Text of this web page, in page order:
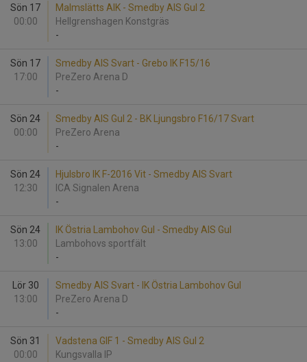
Sön 17
00:00
Malmslätts AIK - Smedby AIS Gul 2
Hellgrenshagen Konstgräs
-
Sön 17
17:00
Smedby AIS Svart - Grebo IK F15/16
PreZero Arena D
-
Sön 24
00:00
Smedby AIS Gul 2 - BK Ljungsbro F16/17 Svart
PreZero Arena
-
Sön 24
12:30
Hjulsbro IK F-2016 Vit - Smedby AIS Svart
ICA Signalen Arena
-
Sön 24
13:00
IK Östria Lambohov Gul - Smedby AIS Gul
Lambohovs sportfält
-
Lör 30
13:00
Smedby AIS Svart - IK Östria Lambohov Gul
PreZero Arena D
-
Sön 31
00:00
Vadstena GIF 1 - Smedby AIS Gul 2
Kungsvalla IP